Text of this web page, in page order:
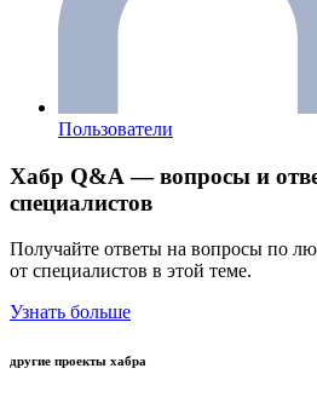
Пользователи
Хабр Q&A — вопросы и
специалистов
Получайте ответы на вопросы по
от специалистов в этой теме.
Узнать больше
другие проекты хабра